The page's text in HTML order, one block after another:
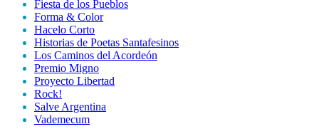
Fiesta de los Pueblos
Forma & Color
Hacelo Corto
Historias de Poetas Santafesinos
Los Caminos del Acordeón
Premio Migno
Proyecto Libertad
Rock!
Salve Argentina
Vademecum